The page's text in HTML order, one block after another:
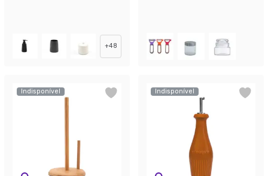
+48
Indisponível Indisponível